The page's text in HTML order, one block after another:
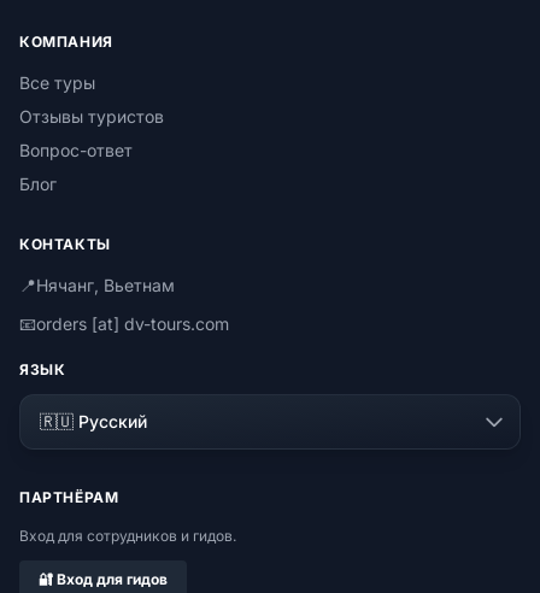
КОМПАНИЯ
Все туры
Отзывы туристов
Вопрос-ответ
Блог
КОНТАКТЫ
📍Нячанг, Вьетнам
📧orders [at] dv-tours.com
ЯЗЫК
ПАРТНЁРАМ
Вход для сотрудников и гидов.
🔐 Вход для гидов